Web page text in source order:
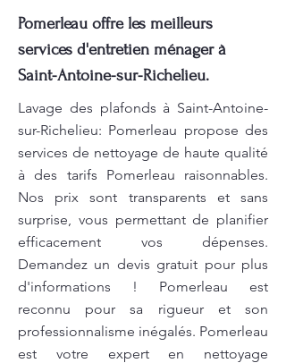
Pomerleau offre les meilleurs
services d'entretien ménager à
Saint-Antoine-sur-Richelieu.
Lavage des plafonds à Saint-Antoine-
sur-Richelieu: Pomerleau propose des
services de nettoyage de haute qualité
à des tarifs Pomerleau raisonnables.
Nos prix sont transparents et sans
surprise, vous permettant de planifier
efficacement vos dépenses.
Demandez un devis gratuit pour plus
d'informations ! Pomerleau est
reconnu pour sa rigueur et son
professionnalisme inégalés. Pomerleau
est votre expert en nettoyage